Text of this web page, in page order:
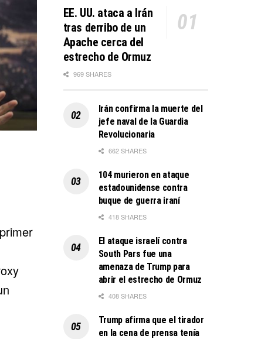
EE. UU. ataca a Irán
tras derribo de un
Apache cerca del
estrecho de Ormuz
969 SHARES
Irán confirma la muerte del
jefe naval de la Guardia
Revolucionaria
662 SHARES
104 murieron en ataque
estadounidense contra
buque de guerra iraní
418 SHARES
El ataque israelí contra
South Pars fue una
amenaza de Trump para
abrir el estrecho de Ormuz
408 SHARES
Trump afirma que el tirador
en la cena de prensa tenía